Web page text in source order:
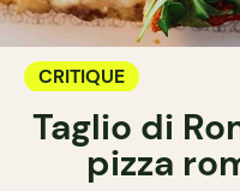
CRITIQUE
Taglio di
pizza